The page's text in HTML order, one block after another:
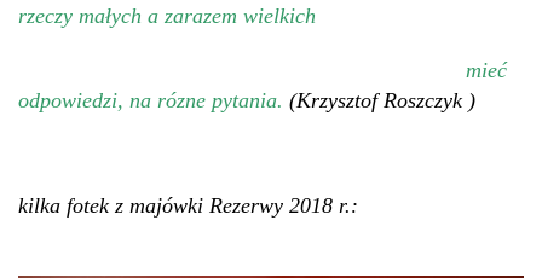
rzeczy małych a zarazem wielkich
mieć
odpowiedzi, na rózne pytania. (Krzysztof Roszczyk )
kilka fotek z majówki Rezerwy 2018 r.: